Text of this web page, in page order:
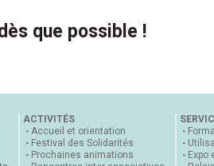
que possible !
ACTIVITÉS
Accueil et orientation
Festival des Solidarités
Prochaines animations
Expo